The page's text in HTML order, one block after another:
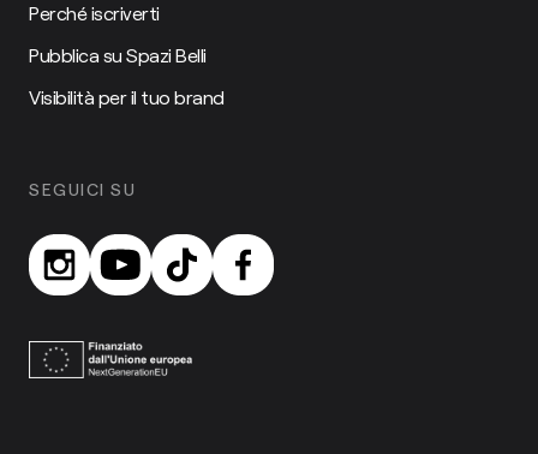
Perché iscriverti
Pubblica su Spazi Belli
Visibilità per il tuo brand
SEGUICI SU